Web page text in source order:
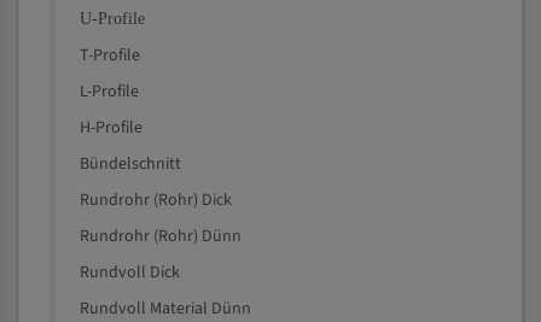
U-Profile
T-Profile
L-Profile
H-Profile
Bündelschnitt
Rundrohr (Rohr) Dick
Rundrohr (Rohr) Dünn
Rundvoll Dick
Rundvoll Material Dünn